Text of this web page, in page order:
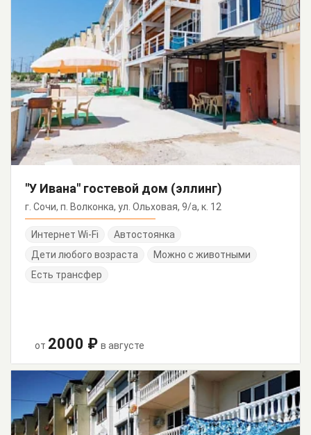
"У Ивана" гостевой дом (эллинг)
г. Сочи, п. Волконка, ул. Ольховая, 9/а, к. 12
Интернет Wi-Fi
Автостоянка
Дети любого возраста
Можно с животными
Есть трансфер
от 2000 ₽ в августе